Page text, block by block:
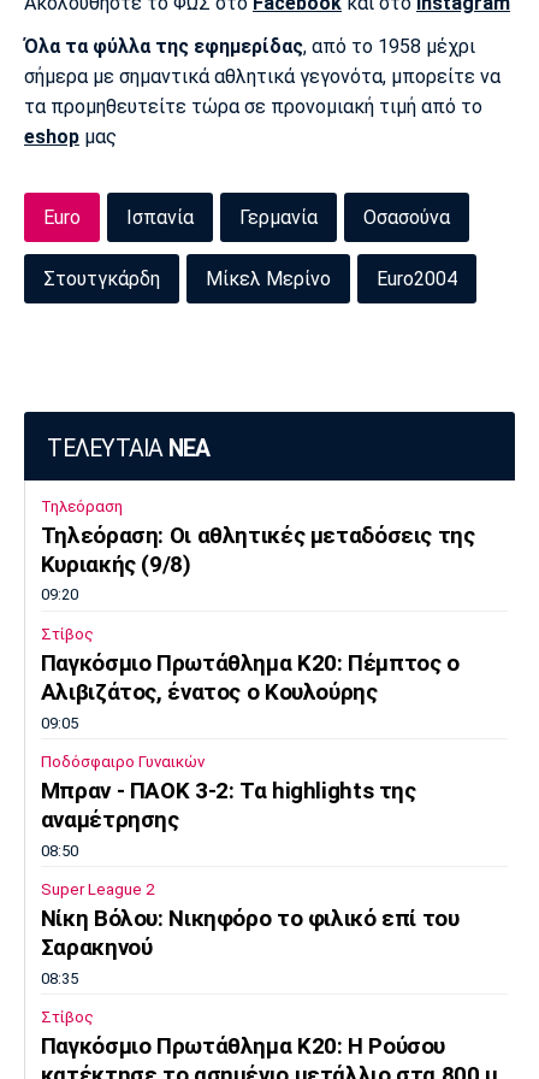
Όλα τα φύλλα της εφημερίδας, από το 1958 μέχρι
σήμερα με σημαντικά αθλητικά γεγονότα, μπορείτε να
τα προμηθευτείτε τώρα σε προνομιακή τιμή από το
eshop μας
Euro Ισπανία Γερμανία Οσασούνα
Στουτγκάρδη Μίκελ Μερίνο Euro2004
ΤΕΛΕΥΤΑΙΑ ΝΕΑ
Τηλεόραση
Τηλεόραση: Οι αθλητικές μεταδόσεις της
Κυριακής (9/8)
09:20
Στίβος
Παγκόσμιο Πρωτάθλημα Κ20: Πέμπτος ο
Αλιβιζάτος, ένατος ο Κουλούρης
09:05
Ποδόσφαιρο Γυναικών
Μπραν - ΠΑΟΚ 3-2: Τα highlights της
αναμέτρησης
08:50
Super League 2
Νίκη Βόλου: Νικηφόρο το φιλικό επί του
Σαρακηνού
08:35
Στίβος
Παγκόσμιο Πρωτάθλημα Κ20: Η Ρούσου